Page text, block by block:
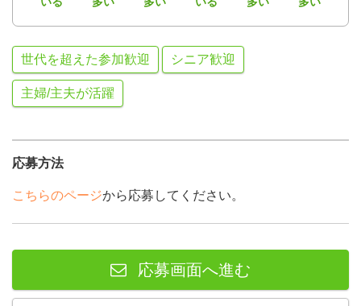
世代を超えた参加歓迎 シニア歓迎
主婦/主夫が活躍
応募方法
こちらのページから応募してください。
応募画面へ進む